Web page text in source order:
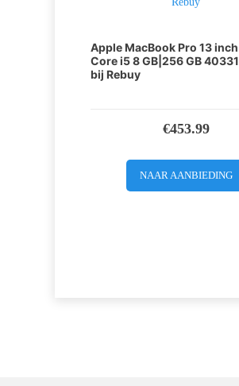
Apple MacBook Pro 13
Core i5 8 GB|256 GB
bij Rebuy
€453.99
NAAR AANBIEDING